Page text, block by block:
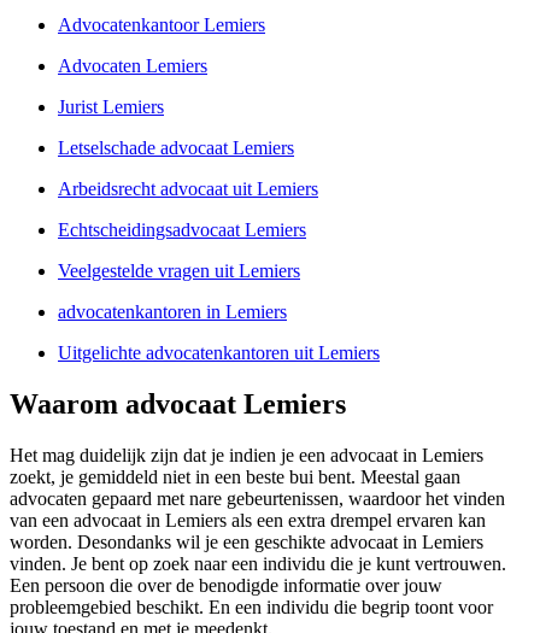
Advocatenkantoor Lemiers
Advocaten Lemiers
Jurist Lemiers
Letselschade advocaat Lemiers
Arbeidsrecht advocaat uit Lemiers
Echtscheidingsadvocaat Lemiers
Veelgestelde vragen uit Lemiers
advocatenkantoren in Lemiers
Uitgelichte advocatenkantoren uit Lemiers
Waarom advocaat Lemiers
Het mag duidelijk zijn dat je indien je een advocaat in Lemiers
zoekt, je gemiddeld niet in een beste bui bent. Meestal gaan
advocaten gepaard met nare gebeurtenissen, waardoor het vinden
van een advocaat in Lemiers als een extra drempel ervaren kan
worden. Desondanks wil je een geschikte advocaat in Lemiers
vinden. Je bent op zoek naar een individu die je kunt vertrouwen.
Een persoon die over de benodigde informatie over jouw
probleemgebied beschikt. En een individu die begrip toont voor
jouw toestand en met je meedenkt.